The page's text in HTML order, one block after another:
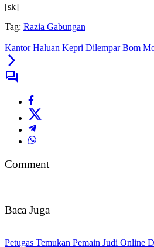
[sk]
Tag: Razia Gabungan
Kantor Haluan Kepri Dilempar Bom
Comment
Baca Juga
Petugas Temukan Pemain Judi Online